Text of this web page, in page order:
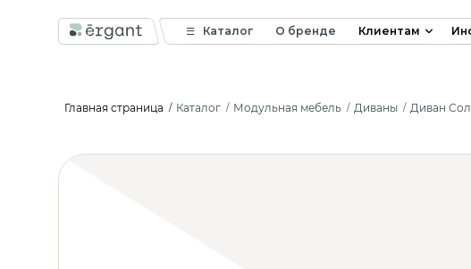
Каталог О бренде Клиентам
Главная страница Каталог Модульная мебель Диваны Диван